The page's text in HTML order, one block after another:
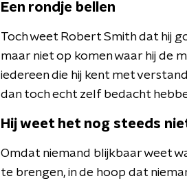
Een rondje bellen
Toch weet Robert Smith dat hij
maar niet op komen waar hij de
iedereen die hij kent met
dan toch echt zelf bedacht
Hij weet het nog steeds
Omdat niemand blijkbaar weet
te brengen, in de hoop dat